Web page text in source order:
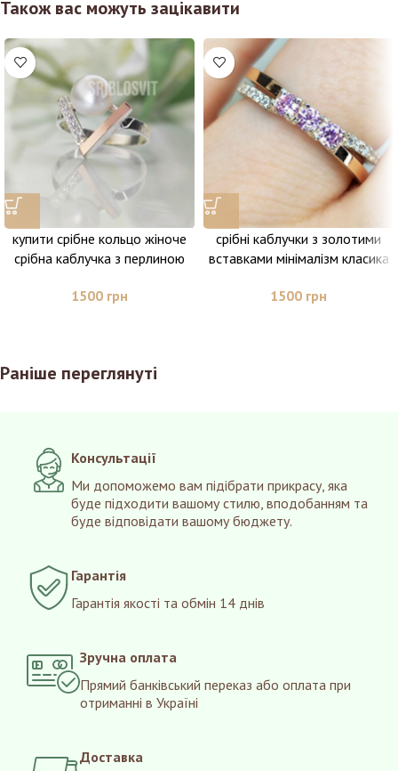
Також вас можуть зацікавити
купити срібне кольцо жіноче
срібна каблучка з перлиною
1500 грн
срібні каблучки з золотими
вставками мінімалізм класика
1500 грн
Раніше переглянуті
Консультації
Ми допоможемо вам підібрати прикрасу, яка
буде підходити вашому стилю, вподобанням та
буде відповідати вашому бюджету.
Гарантія
Гарантія якості та обмін 14 днів
Зручна оплата
Прямий банківський переказ або оплата при
отриманні в Україні
Доставка